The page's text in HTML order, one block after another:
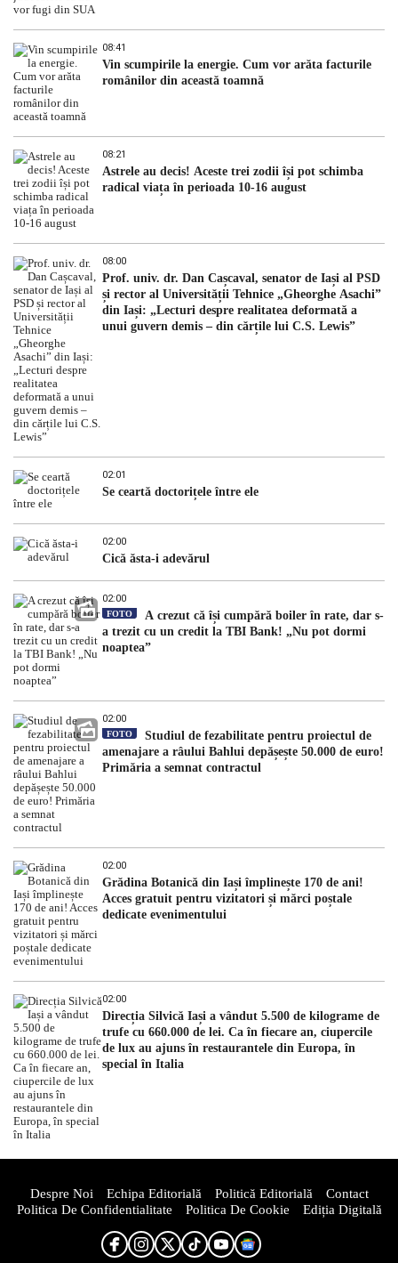
08:41
Vin scumpirile la energie. Cum vor arăta facturile
românilor din această toamnă
08:21
Astrele au decis! Aceste trei zodii își pot schimba
radical viața în perioada 10-16 august
08:00
Prof. univ. dr. Dan Cașcaval, senator de Iași al PSD
și rector al Universității Tehnice „Gheorghe Asachi”
din Iași: „Lecturi despre realitatea deformată a
unui guvern demis – din cărțile lui C.S. Lewis”
02:01
Se ceartă doctorițele între ele
02:00
Cică ăsta-i adevărul
02:00
FOTO
A crezut că își cumpără boiler în rate, dar s-
a trezit cu un credit la TBI Bank! „Nu pot dormi
noaptea”
02:00
FOTO
Studiul de fezabilitate pentru proiectul de
amenajare a râului Bahlui depășește 50.000 de euro!
Primăria a semnat contractul
02:00
Grădina Botanică din Iași împlinește 170 de ani!
Acces gratuit pentru vizitatori și mărci poștale
dedicate evenimentului
02:00
Direcția Silvică Iași a vândut 5.500 de kilograme de
trufe cu 660.000 de lei. Ca în fiecare an, ciupercile
de lux au ajuns în restaurantele din Europa, în
special în Italia
Despre Noi Echipa Editorială Politică Editorială
Contact
Politica De Confidentialitate
Politica De Cookie Ediția Digitală